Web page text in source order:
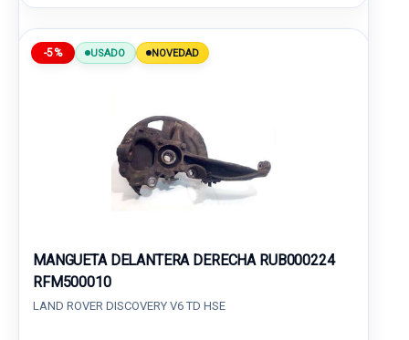
-5% USADO NOVEDAD
MANGUETA DELANTERA DERECHA RUB000224
RFM500010
LAND ROVER DISCOVERY V6 TD HSE